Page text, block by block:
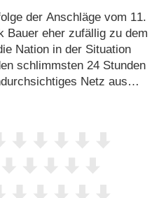
der Anschläge vom 11.
Bauer eher zufällig zu dem
Nation in der Situation
schlimmsten 24 Stunden
Netz aus
durchschneiden muss.